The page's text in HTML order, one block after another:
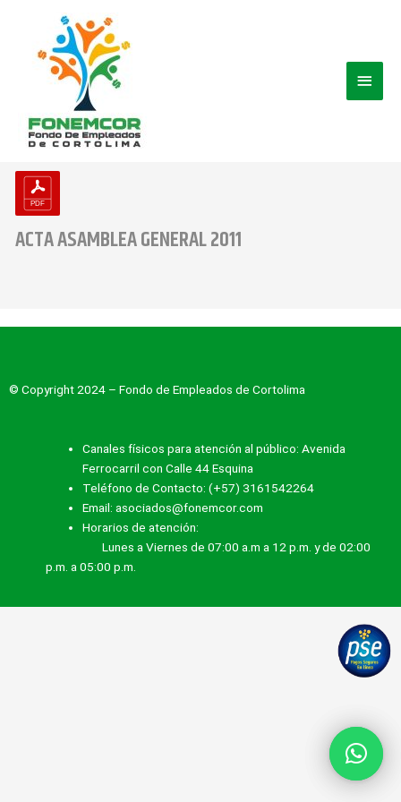
contenido
ACTA ASAMBLEA GENERAL 2011
© Copyright 2024 – Fondo de Empleados de Cortolima
Canales físicos para atención al público: Avenida
Ferrocarril con Calle 44 Esquina
Teléfono de Contacto: (+57) 3161542264
Email: asociados@fonemcor.com
Horarios de atención:
Lunes a Viernes de 07:00 a.m a 12 p.m. y de 02:00
p.m. a 05:00 p.m.